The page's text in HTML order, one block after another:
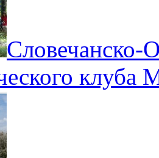
Словечанско-
клуба